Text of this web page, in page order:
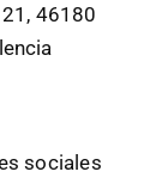
46180
sociales